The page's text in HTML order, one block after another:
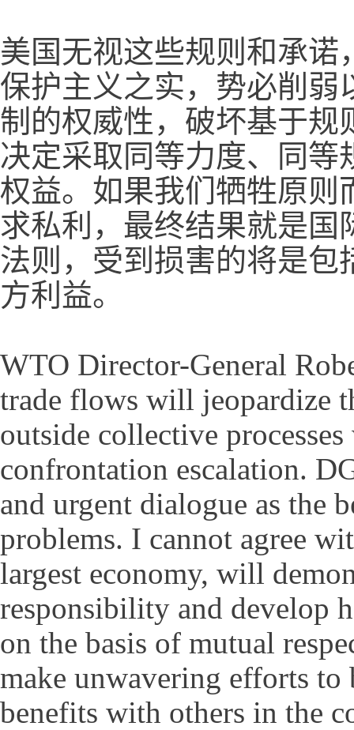
美国无视这些规则和承
保护主义之实，势必削弱
制的权威性，破坏基于规
决定采取同等力度、同
权益。如果我们牺牲原则
求私利，最终结果就是
法则，受到损害的将是包
方利益。
WTO Director-General
trade flows will jeopardize
outside collective
confrontation escalation.
and urgent dialogue as the
problems. I cannot agree
largest economy, will
responsibility and develop
on the basis of mutual
make unwavering efforts to
benefits with others in the